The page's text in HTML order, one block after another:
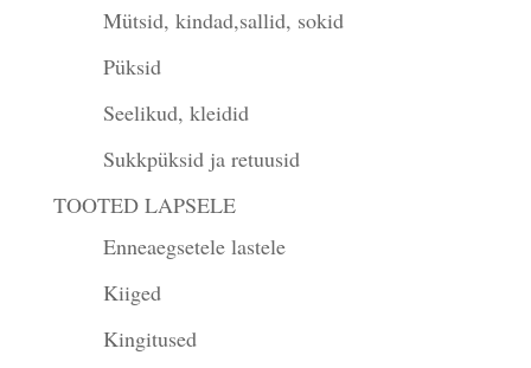
Mütsid, kindad,sallid, sokid
Püksid
Seelikud, kleidid
Sukkpüksid ja retuusid
TOOTED LAPSELE
Enneaegsetele lastele
Kiiged
Kingitused